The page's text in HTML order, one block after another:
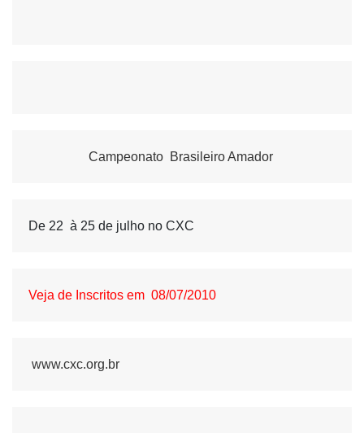
Campeonato  Brasileiro Amador
De 22  à 25 de julho no CXC
Veja de Inscritos em  08/07/2010
www.cxc.org.br